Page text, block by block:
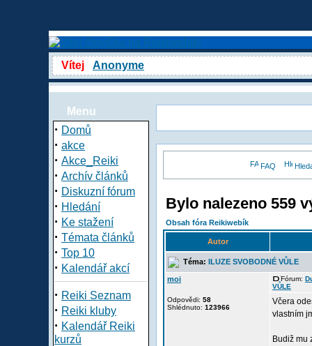
Vítej Anonyme
Menu
· Domů
· akce
· Akce_Reiki
· Archív článků
· Diskuzní fórum
· Hledání
· Ke stažení
· Témata článků
· Top 10
· Kalendář akcí
· Reiki Seznam
· Reiki kluby
· Kalendář Reiki
kurzů
FAQ
Bylo nalezeno 559
Obsah fóra Reikiwebík
Autor
Téma: ILUZE SVOBODNÉ VŮLE
moi
Odpovědi: 58
Shlédnuto: 123966
Fórum:
VŮLE
Včera
vlastním
Budiž mu